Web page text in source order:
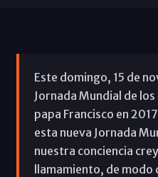
Este domingo, 15 de
Jornada Mundial de
papa Francisco en
esta nueva Jornada
nuestra conciencia
llamamiento, de modo